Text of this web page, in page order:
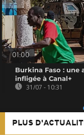
01:00
Burkina Faso : une
infligée à Canal+
31/07 - 10:31
PLUS